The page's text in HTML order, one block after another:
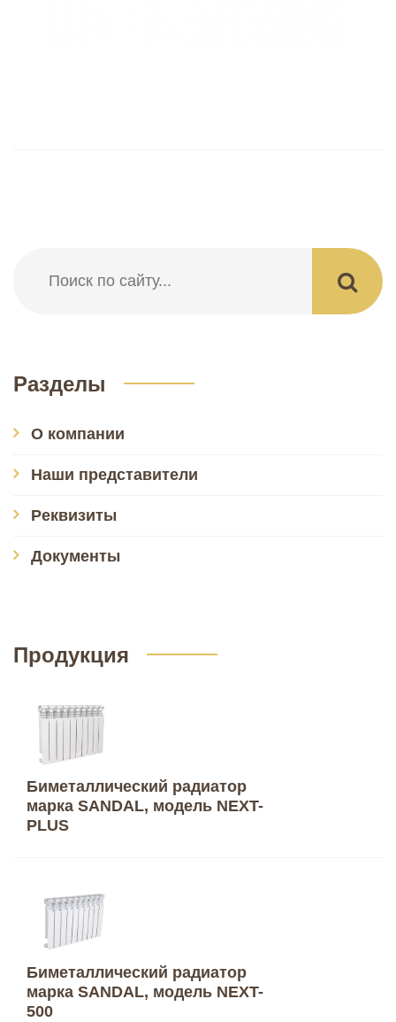
Разделы
О компании
Наши представители
Реквизиты
Документы
Продукция
Биметаллический радиатор
марка SANDAL, модель NEXT-
PLUS
Биметаллический радиатор
марка SANDAL, модель NEXT-
500